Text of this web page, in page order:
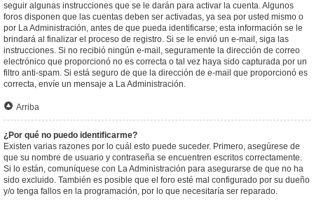
seguir algunas instrucciones que se le darán para activar la cuenta. Algunos
foros disponen que las cuentas deben ser activadas, ya sea por usted mismo o
por La Administración, antes de que pueda identificarse; esta información se le
brindará al finalizar el proceso de registro. Si se le envió un e-mail, siga las
instrucciones. Si no recibió ningún e-mail, seguramente la dirección de correo
electrónico que proporcionó no es correcta o tal vez haya sido capturada por un
filtro anti-spam. Si está seguro de que la dirección de e-mail que proporcionó es
correcta, envíe un mensaje a La Administración.
Arriba
¿Por qué no puedo identificarme?
Existen varias razones por lo cuál esto puede suceder. Primero, asegúrese de
que su nombre de usuario y contraseña se encuentren escritos correctamente.
Si lo están, comuníquese con La Administración para asegurarse de que no ha
sido excluido. También es posible que el foro esté mal configurado por su dueño
y/o tenga fallos en la programación, por lo que necesitaría ser reparado.